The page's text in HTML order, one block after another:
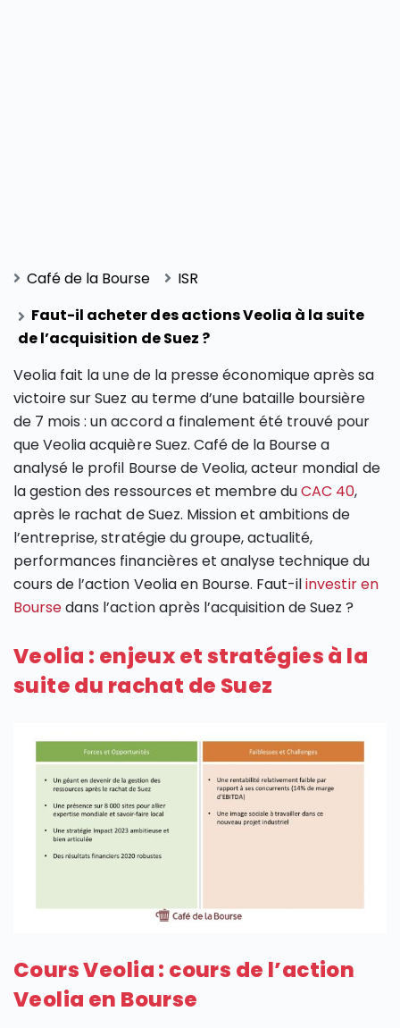
Café de la Bourse
ISR
Faut-il acheter des actions Veolia à la suite
de l’acquisition de Suez ?
Veolia fait la une de la presse économique après sa
victoire sur Suez au terme d’une bataille boursière
de 7 mois : un accord a finalement été trouvé pour
que Veolia acquière Suez. Café de la Bourse a
analysé le profil Bourse de Veolia, acteur mondial de
la gestion des ressources et membre duCAC 40,
après le rachat de Suez. Mission et ambitions de
l’entreprise, stratégie du groupe, actualité,
performances financières et analyse technique du
cours de l’action Veolia en Bourse. Faut-ilinvestir en
Boursedans l’action après l’acquisition de Suez ?
Veolia : enjeux et stratégies à la
suite du rachat de Suez
Cours Veolia : cours de l’action
Veolia en Bourse